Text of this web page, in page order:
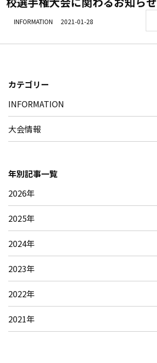
INFORMATION 2021-01-28
カテゴリー
INFORMATION
大会情報
年別記事一覧
2026年
2025年
2024年
2023年
2022年
2021年